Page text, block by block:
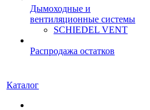
Дымоходные и
вентиляционные системы
SCHIEDEL VENT
Распродажа остатков
Каталог